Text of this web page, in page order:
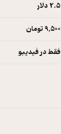
2.۵ دلار
9,500 تومان
فقط در فیدیبو